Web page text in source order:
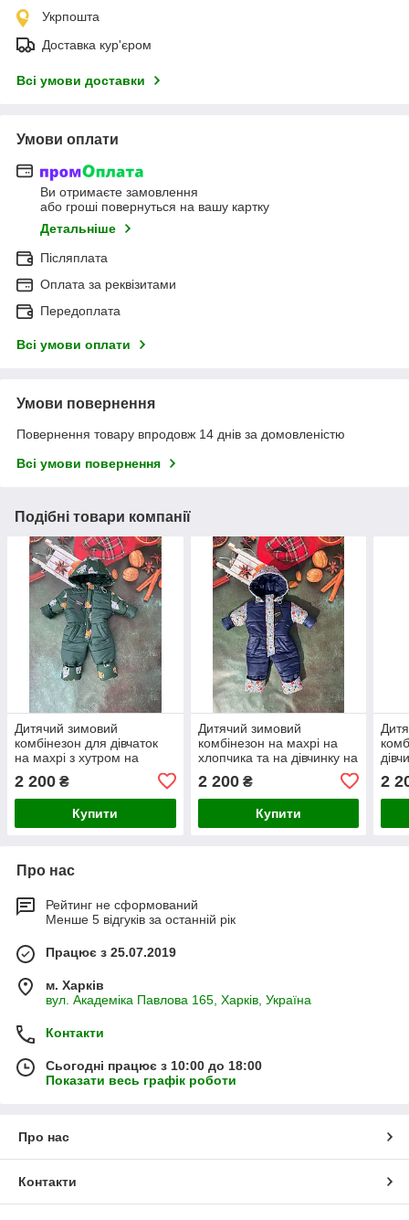
Укрпошта
Доставка кур'єром
Всі умови доставки
Умови оплати
Ви отримаєте замовлення
або гроші повернуться на вашу картку
Детальніше
Післяплата
Оплата за реквізитами
Передоплата
Всі умови оплати
Умови повернення
Повернення товару впродовж 14 днів за домовленістю
Всі умови повернення
Подібні товари компанії
Дитячий зимовий
комбінезон для дівчаток
на махрі з хутром на
2 200 ₴
Купити
Дитячий зимовий
комбінезон на махрі на
хлопчика та на дівчинку на
2 200₴
Купити
2
Про нас
Рейтинг не сформований
Менше 5 відгуків за останній рік
Працює з 25.07.2019
м. Харків
вул. Академіка Павлова 165, Харків, Україна
Контакти
Сьогодні працює з 10:00 до 18:00
Показати весь графік роботи
Про нас
Контакти